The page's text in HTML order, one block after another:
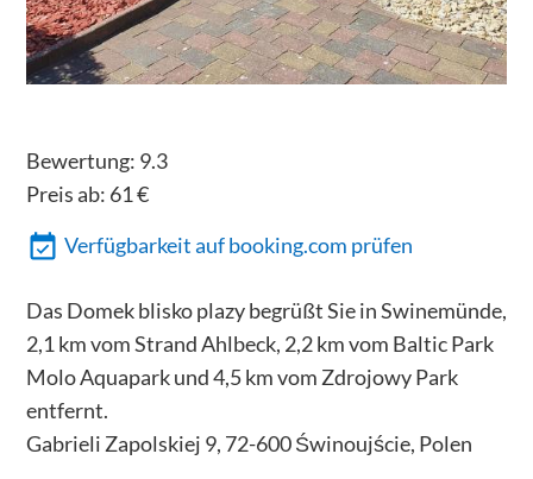
Bewertung: 9.3
Preis ab: 61€
Verfügbarkeit auf booking.com prüfen
Das Domek blisko plazy begrüßt Sie in Swinemünde,
2,1 km vom Strand Ahlbeck, 2,2 km vom Baltic Park
Molo Aquapark und 4,5 km vom Zdrojowy Park
entfernt.
Gabrieli Zapolskiej 9, 72-600 Świnoujście, Polen